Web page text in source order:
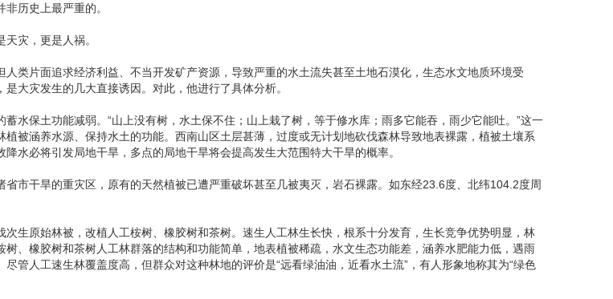
历史上最严重的。
灾，更是人祸。
类片面追求经济利益、不当开发矿产资源，导致严重的水土流失甚至土地石漠化，生态水文地质环境受
大灾发生的几大直接诱因。对此，他进行了具体分析。
水保土功能减弱。“山上没有树，水土保不住；山上栽了树，等于修水库；雨多它能吞，雨少它能吐。”这一
植被涵养水源、保持水土的功能。西南山区土层甚薄，过度或无计划地砍伐森林导致地表裸露，植被土壤系
水必将引发局地干旱，多点的局地干旱将会提高发生大范围特大干旱的概率。
市干旱的重灾区，原有的天然植被已遭严重破坏甚至几被夷灭，岩石裸露。如东经23.6度、北纬104.2度周
次生原始林被，改植人工桉树、橡胶树和茶树。速生人工林生长快，根系十分发育，生长竞争优势明显，林
、橡胶树和茶树人工林群落的结构和功能简单，地表植被稀疏，水文生态功能差，涵养水肥能力低，遇雨
管人工速生林覆盖度高，但群众对这种林地的评价是“远看绿油油，近看水土流”，有人形象地称其为“绿色